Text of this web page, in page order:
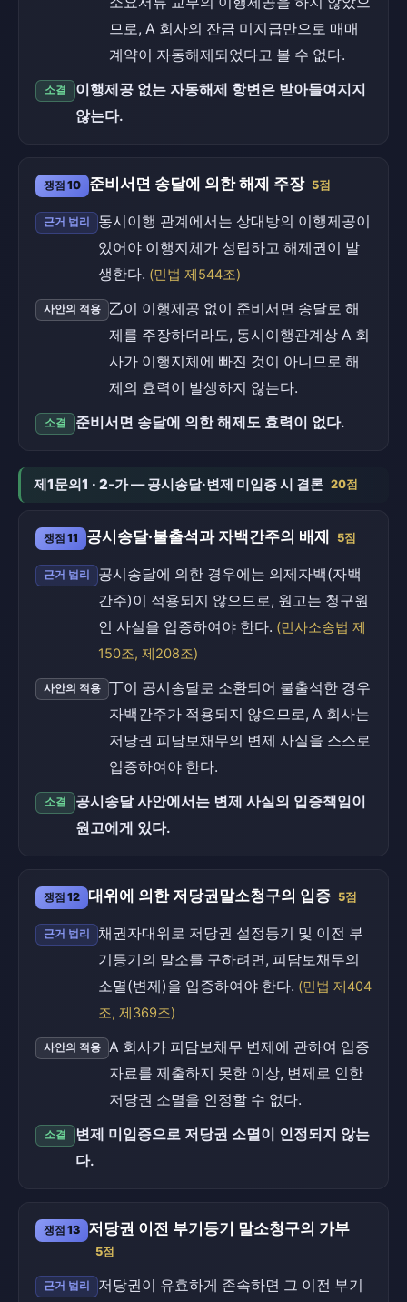
므로, A 회사의 잔금 미지급만으로 매매
계약이 자동해제되었다고 볼 수 없다.
소결
이행제공 없는 자동해제 항변은 받아들여지지
않는다.
쟁점 10 준비서면 송달에 의한 해제 주장 5점
근거 법리
동시이행 관계에서는 상대방의 이행제공이
있어야 이행지체가 성립하고 해제권이 발
생한다. (민법 제544조)
사안의 적용
乙이 이행제공 없이 준비서면 송달로 해
제를 주장하더라도, 동시이행관계상 A 회
사가 이행지체에 빠진 것이 아니므로 해
제의 효력이 발생하지 않는다.
소결 준비서면 송달에 의한 해제도 효력이 없다.
제1문의1 · 2-가 — 공시송달·변제 미입증 시 결론 20점
쟁점 11 공시송달·불출석과 자백간주의 배제 5점
근거 법리
공시송달에 의한 경우에는 의제자백(자백
간주)이 적용되지 않으므로, 원고는 청구원
인 사실을 입증하여야 한다. (민사소송법 제
150조, 제208조)
사안의 적용
丁이 공시송달로 소환되어 불출석한 경우
자백간주가 적용되지 않으므로, A 회사는
저당권 피담보채무의 변제 사실을 스스로
입증하여야 한다.
소결
공시송달 사안에서는 변제 사실의 입증책임이
원고에게 있다.
쟁점 12 대위에 의한 저당권말소청구의 입증 5점
근거 법리
채권자대위로 저당권 설정등기 및 이전 부
기등기의 말소를 구하려면, 피담보채무의
소멸(변제)을 입증하여야 한다. (민법 제404
조, 제369조)
사안의 적용
A 회사가 피담보채무 변제에 관하여 입증
자료를 제출하지 못한 이상, 변제로 인한
저당권 소멸을 인정할 수 없다.
소결
변제 미입증으로 저당권 소멸이 인정되지 않는
다.
쟁점 13 저당권 이전 부기등기 말소청구의 가부
5점
근거 법리
저당권이 유효하게 존속하면 그 이전 부기